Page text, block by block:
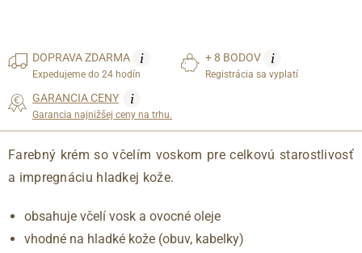
DOPRAVAZDARMA i
Expedujeme do 24 hodín
+ 8 BODOV i
Registrácia sa vyplatí
GARANCIA CENY i
Garancia najnižšej ceny na trhu.
Farebný krém so včelím voskom pre celkovú starostlivosť
a impregnáciu hladkej kože.
obsahuje včelí vosk a ovocné oleje
vhodné na hladké kože (obuv, kabelky)